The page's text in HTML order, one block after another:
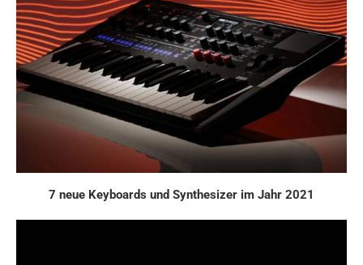
7 neue Keyboards und Synthesizer im Jahr 2021